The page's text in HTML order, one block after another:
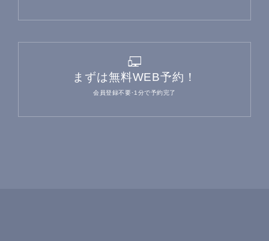
まずは無料WEB予約！
会員登録不要･1分で予約完了